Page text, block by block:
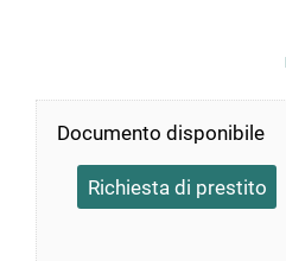
Documento disponibile
Richiesta di prestito